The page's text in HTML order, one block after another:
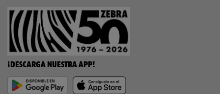
¡DESCARGA NUESTRA APP!